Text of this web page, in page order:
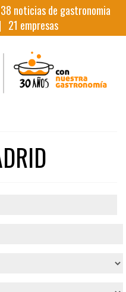
noticias de gastronomia
21 empresas